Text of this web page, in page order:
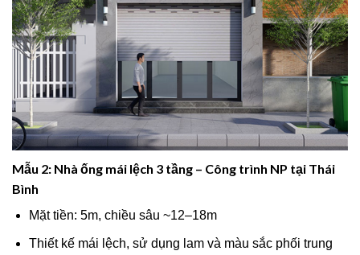
Mẫu 2: Nhà ống mái lệch 3 tầng – Công trình NP tại Thái
Bình
Mặt tiền: 5m, chiều sâu ~12–18m
Thiết kế mái lệch, sử dụng lam và màu sắc phối trung